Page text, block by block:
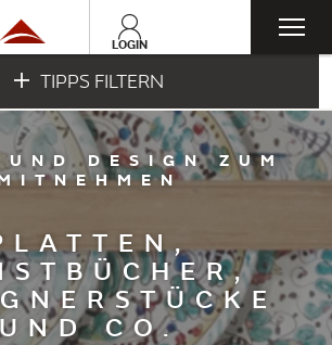
LOGIN
TIPPS FILTERN
UND DESIGN ZUM
CO.